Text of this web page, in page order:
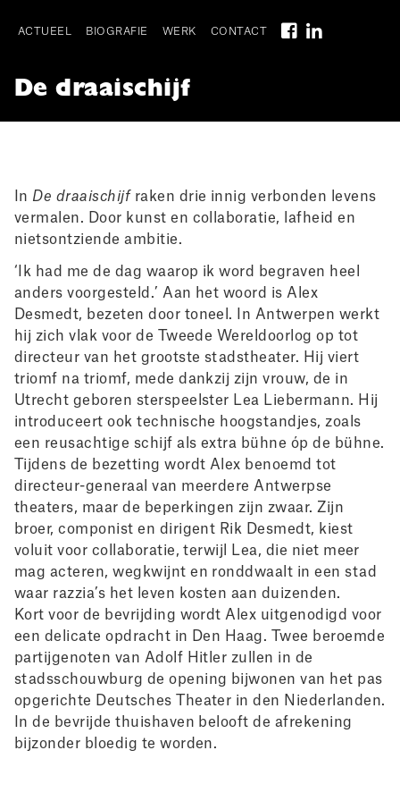
Main
ACTUEEL BIOGRAFIE WERK CONTACT
De draaischijf
In De draaischijf raken drie innig verbonden levens
vermalen. Door kunst en collaboratie, lafheid en
nietsontziende ambitie.
‘Ik had me de dag waarop ik word begraven heel
anders voorgesteld.’ Aan het woord is Alex
Desmedt, bezeten door toneel. In Antwerpen werkt
hij zich vlak voor de Tweede Wereldoorlog op tot
directeur van het grootste stadstheater. Hij viert
triomf na triomf, mede dankzij zijn vrouw, de in
Utrecht geboren sterspeelster Lea Liebermann. Hij
introduceert ook technische hoogstandjes, zoals
een reusachtige schijf als extra bühne óp de bühne.
Tijdens de bezetting wordt Alex benoemd tot
directeur-generaal van meerdere Antwerpse
theaters, maar de beperkingen zijn zwaar. Zijn
broer, componist en dirigent Rik Desmedt, kiest
voluit voor collaboratie, terwijl Lea, die niet meer
mag acteren, wegkwijnt en ronddwaalt in een stad
waar razzia’s het leven kosten aan duizenden.
Kort voor de bevrijding wordt Alex uitgenodigd voor
een delicate opdracht in Den Haag. Twee beroemde
partijgenoten van Adolf Hitler zullen in de
stadsschouwburg de opening bijwonen van het pas
opgerichte Deutsches Theater in den Niederlanden.
In de bevrijde thuishaven belooft de afrekening
bijzonder bloedig te worden.